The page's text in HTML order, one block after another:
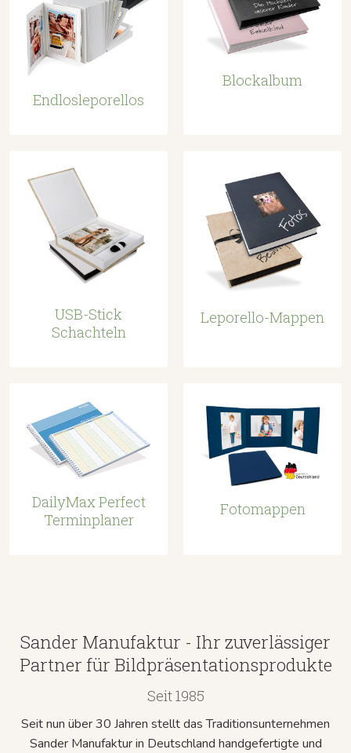
Endlosleporellos
Blockalbum
USB-Stick
Schachteln
Leporello-Mappen
DailyMax Perfect
Terminplaner
Fotomappen
Sander Manufaktur - Ihr zuverlässiger
Partner für Bildpräsentationsprodukte
Seit 1985
Seit nun über 30 Jahren stellt das Traditionsunternehmen
Sander Manufaktur in Deutschland handgefertigte und